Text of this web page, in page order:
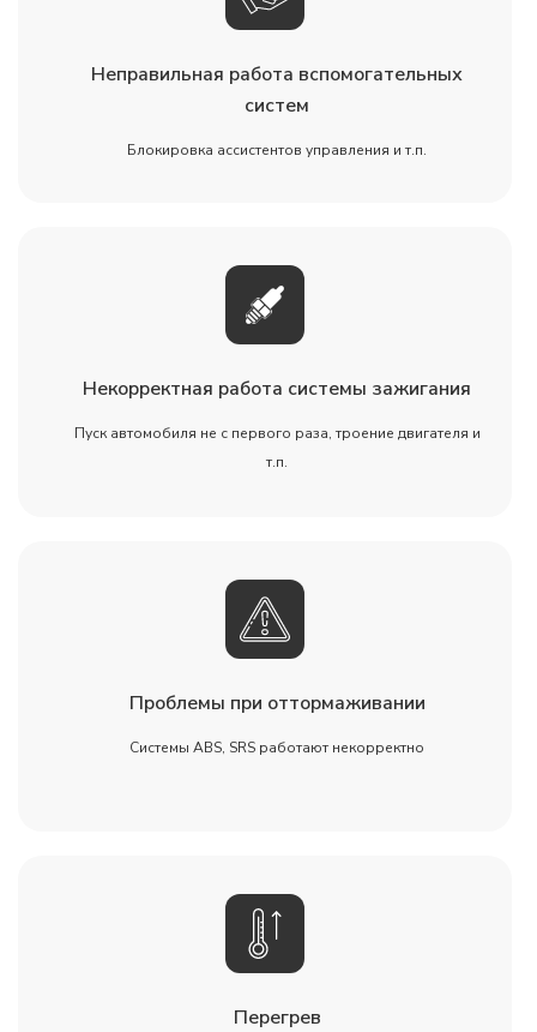
Неправильная работа вспомогательных
систем
Блокировка ассистентов управления и т.п.
Некорректная работа системы зажигания
Пуск автомобиля не с первого раза, троение двигателя и
т.п.
Проблемы при оттормаживании
Системы ABS, SRS работают некорректно
Перегрев